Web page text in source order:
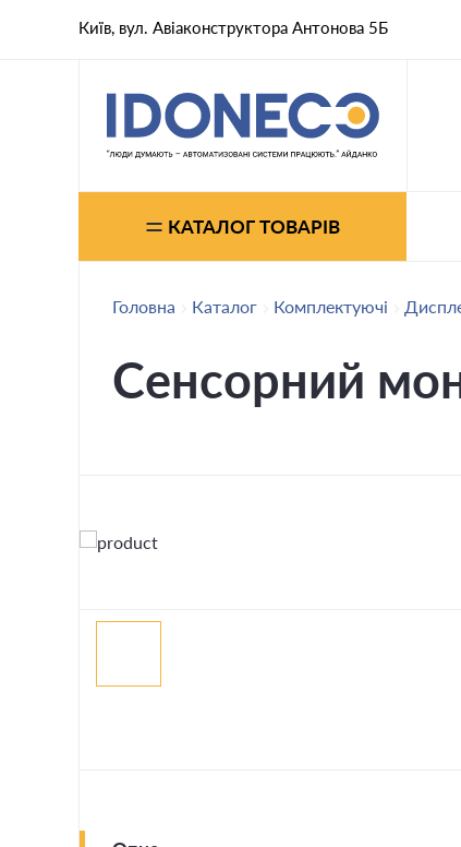
Київ, вул. Авіаконструктора Антонова 5Б
КАТАЛОГ ТОВАРІВ
Головна Каталог Комплектуючі
Сенсорний